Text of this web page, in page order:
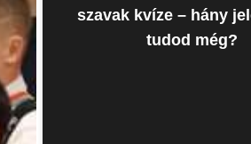
szavak kvíze – hány
tudod még?